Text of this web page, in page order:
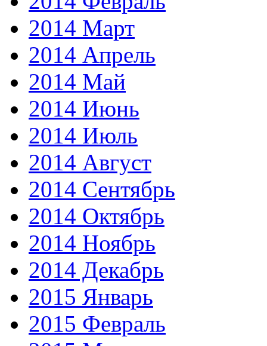
2014 Март
2014 Апрель
2014 Май
2014 Июнь
2014 Июль
2014 Август
2014 Сентябрь
2014 Октябрь
2014 Ноябрь
2014 Декабрь
2015 Январь
2015 Февраль